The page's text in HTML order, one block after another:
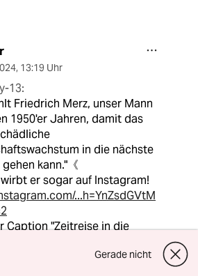
, 13:19 Uhr
13:
Friedrich Merz, unser Mann
1950'er Jahren, damit das
in die nächste
gehen kann."《
er sogar auf Instagram!
...h=YnZsdGVtM
Caption "Zeitreise in die
Adenauer "KeineGerade nicht